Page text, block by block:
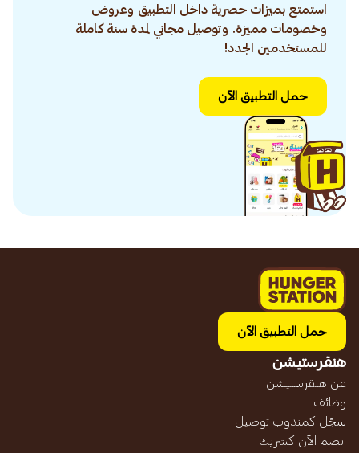
استمتع بميزات حصرية داخل التطبيق وعروض
وخصومات مميزة. وتوصيل مجاني لمدة سنة كاملة
للمستخدمين الجدد!
حمل التطبيق الآن
حمل التطبيق الآن
هنقرستيشن
عن هنقرستيشن
وظائف
سجّل كمندوب توصيل
انضم الآن كشريك